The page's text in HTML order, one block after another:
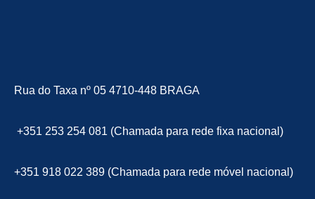
Rua do Taxa nº 05 4710-448 BRAGA
+351 253 254 081 (Chamada para rede fixa nacional)
+351 918 022 389 (Chamada para rede móvel nacional)